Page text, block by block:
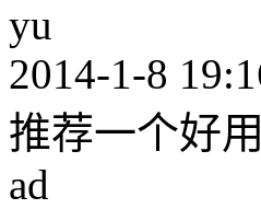
yu
2014-1-8
推荐一个好
ad